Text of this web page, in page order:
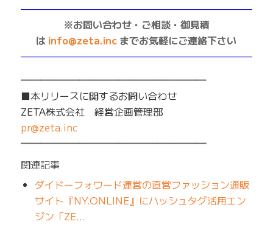
※お問い合わせ・ご相談・御見積
は info@zeta.inc までお気軽にご連絡下さい
━━━━━━━━━━━━━━━━━━━
■本リリースに関するお問い合わせ
ZETA株式会社 経営企画管理部
pr@zeta.inc
━━━━━━━━━━━━━━━━━━━
関連記事
ダイドーフォワード運営の直営ファッション通販
サイト『NY.ONLINE』にハッシュタグ活用エン
ジン「ZE…